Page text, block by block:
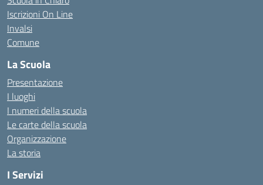
Iscrizioni On Line
Invalsi
Comune
La Scuola
Presentazione
I luoghi
I numeri della scuola
Le carte della scuola
Organizzazione
La storia
I Servizi